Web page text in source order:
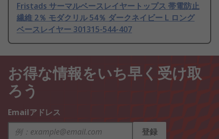
Fristads サーマルベースレイヤートップス 帯電防止
繊維 2％ モダクリル 54％ ダークネイビー L ロング
ベースレイヤー 301315-544-407
お得な情報をいち早く受け取
ろう
Emailアドレス
登録